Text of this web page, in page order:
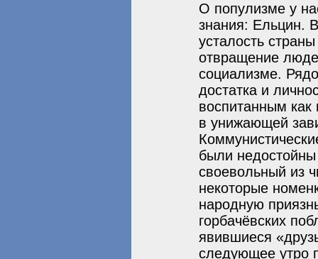
О популизме у
знания: Ельцин.
усталость
отвращение
социализме.
достатка и
воспитанным
в унижающей
были недостойны
своевольный из
некоторые
народную
горбачёвских
явившиеся
следующее утро